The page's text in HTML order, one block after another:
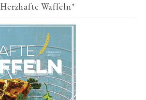
Herzhafte Waffeln*